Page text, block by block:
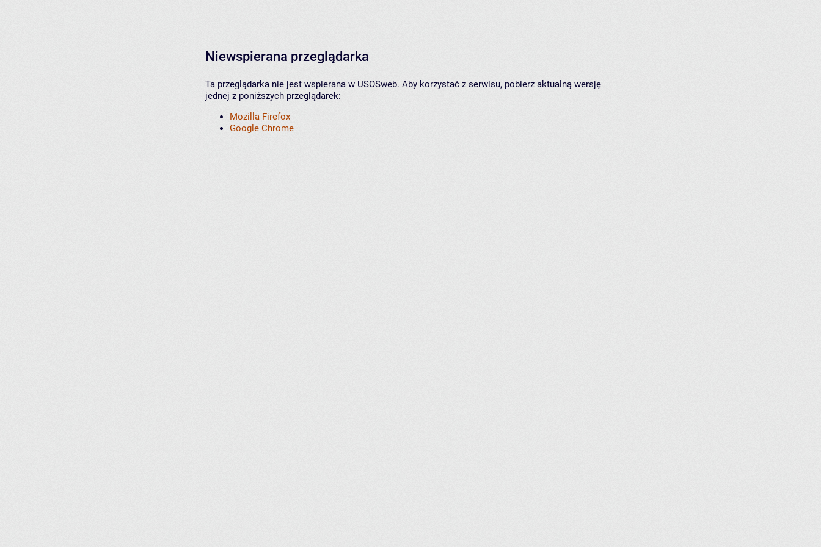
Niewspierana przeglądarka
Ta przeglądarka nie jest wspierana w USOSweb. Aby korzystać z serwisu, pobierz aktualną wersję
jednej z poniższych przeglądarek:
Mozilla Firefox
Google Chrome